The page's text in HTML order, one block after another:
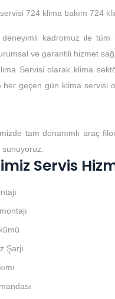
724 klima bakım 724
deneyimli kadromuz ile
ve garantili hizmet
Servisi olarak klima
her geçen gün klima servisi
tam donanımlı araç
Servis
Şarjı